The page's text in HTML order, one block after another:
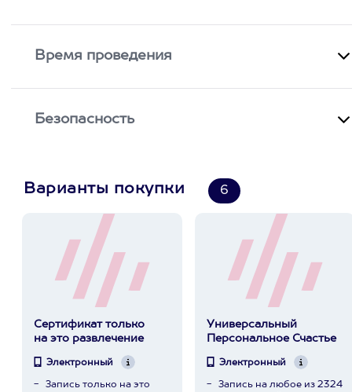
Время проведения
Безопасность
Варианты покупки 6
Сертификат только
на это развлечение
Электронный
Запись только на это
Универсальный
Персональное Счастье
Электронный
Запись на любое из 2324